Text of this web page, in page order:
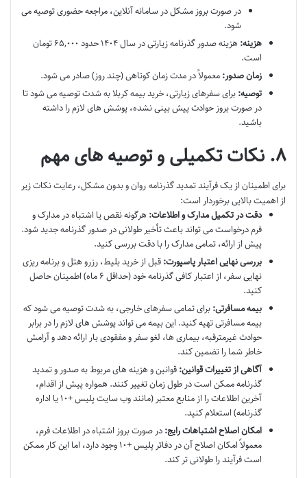
در صورت بروز مشکل در سامانه آنلاین، مراجعه حضوری توصیه می
شود.
هزینه:
هزینه صدور گذرنامه زیارتی در سال ۱۴۰۴ حدود ۶۵,۰۰۰ تومان
است.
زمان صدور: معمولاً در مدت زمان کوتاهی (چند روز) صادر می شود.
توصیه: برای سفرهای زیارتی، خرید بیمه کربلا به شدت توصیه می شود تا
در صورت بروز حوادث پیش بینی نشده، پوشش های لازم را داشته
باشید.
۸. نکات تکمیلی و توصیه های مهم
برای اطمینان از یک فرآیند تمدید گذرنامه روان و بدون مشکل، رعایت نکات زیر
از اهمیت بالایی برخوردار است:
دقت در تکمیل مدارک و اطلاعات: هرگونه نقص یا اشتباه در مدارک و
فرم درخواست می تواند باعث تأخیر طولانی در صدور گذرنامه جدید شود.
پیش از ارائه، تمامی مدارک را با دقت بررسی کنید.
بررسی نهایی اعتبار پاسپورت: قبل از خرید بلیط، رزرو هتل و برنامه ریزی
نهایی سفر، از اعتبار کافی گذرنامه خود (حداقل ۶ ماه) اطمینان حاصل
کنید.
بیمه مسافرتی: برای تمامی سفرهای خارجی، به شدت توصیه می شود که
بیمه مسافرتی تهیه کنید. این بیمه می تواند پوشش های لازم را در برابر
حوادث غیرمترقبه، بیماری ها، لغو سفر و مفقودی بار ارائه دهد و آرامش
خاطر شما را تضمین کند.
آگاهی از تغییرات قوانین: قوانین و هزینه های مربوط به صدور و تمدید
گذرنامه ممکن است در طول زمان تغییر کنند. همواره پیش از اقدام،
آخرین اطلاعات را از منابع معتبر (مانند وب سایت پلیس +۱۰ یا اداره
گذرنامه) استعلام کنید.
امکان اصلاح اشتباهات رایج: در صورت بروز اشتباه در اطلاعات فرم،
معمولاً امکان اصلاح آن در دفاتر پلیس +۱۰ وجود دارد، اما این کار ممکن
است فرآیند را طولانی تر کند.